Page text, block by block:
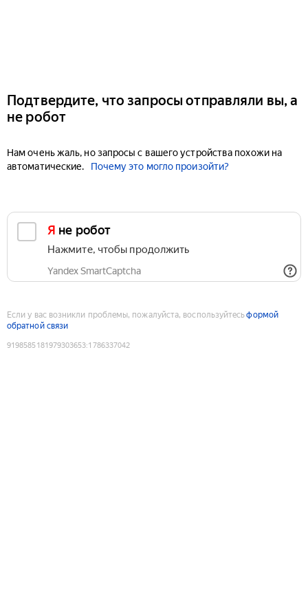
Подтвердите, что запросы отправляли вы, а
не робот
Нам очень жаль, но запросы с вашего устройства похожи на
автоматические.
Почему это могло произойти?
Я не робот
Нажмите, чтобы продолжить
Yandex SmartCaptcha
Если у вас возникли проблемы, пожалуйста, воспользуйтесьформой
обратной связи
9198585181979303653:1786337042